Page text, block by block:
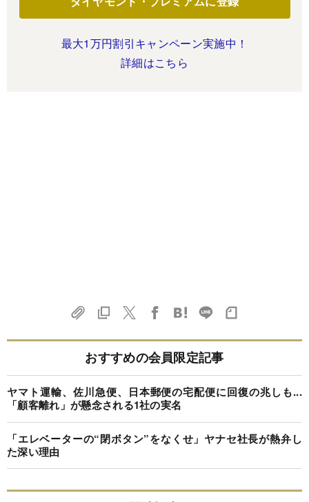
最大1万円割引キャンペーン実施中！
詳細はこちら
おすすめの会員限定記事
ヤマト運輸、佐川急便、日本郵便の宅配便に回復の兆しも...
「顧客離れ」が懸念される1社の実名
「エレベーターの“閉ボタン”をなくせ」ヤナセ社長が熱弁し
た深い理由